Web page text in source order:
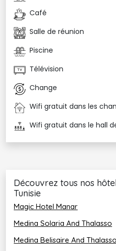
Barbecue à côté de la
Bar à la plage
Café maure
Espaces piscine et bien-
Une piscine extérieure
Une piscine couverte
Piscine pour les enfants
Centre de spa et de
Centre de fitness
En extérieur :
Aire de jeux sur place
Terrain omnisports sur
Divers services :
Garde d'enfant
Mini club
Café
Salle de réunion
Piscine
Télévision
Change
Wifi gratuit dans les
Wifi gratuit dans le hall
Découvrez tous nos
Tunisie
Magic Hotel Manar
Medina Solaria And Thalasso
Medina Belisaire And Thalasso